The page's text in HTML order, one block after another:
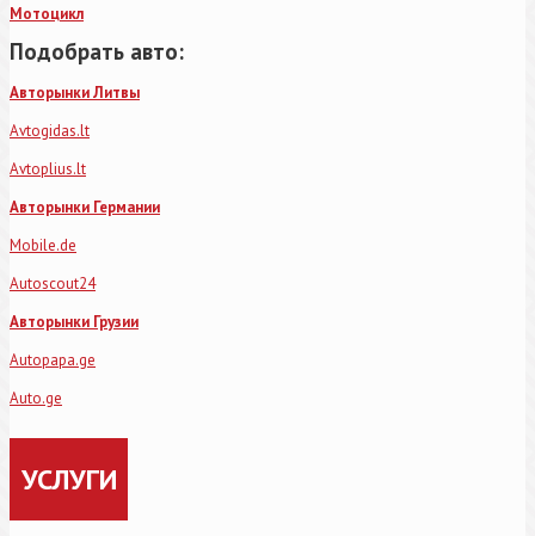
Мотоцикл
Подобрать авто:
Авторынки Литвы
Avtogidas.lt
Avtoplius.lt
Авторынки Германии
Mobile.de
Autoscout24
Авторынки Грузии
Autopapa.ge
Auto.ge
УСЛУГИ